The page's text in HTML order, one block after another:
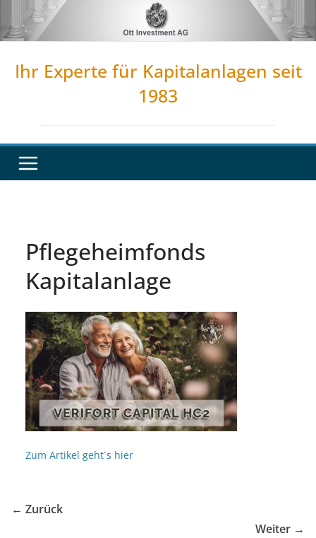
Inhalt
Ihr Experte für Kapitalanlagen seit
1983
Pflegeheimfonds
Kapitalanlage
Zum Artikel geht´s hier
← Zurück
Weiter →